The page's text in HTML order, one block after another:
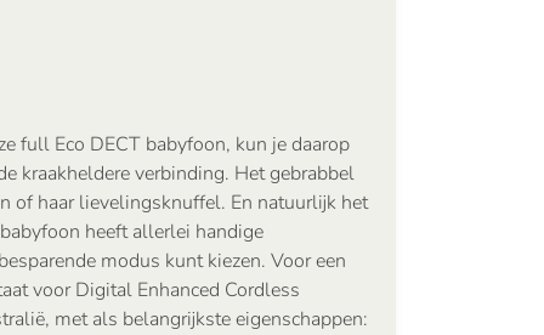
full Eco DECT babyfoon, kun je daarop
kraakheldere verbinding. Het gebrabbel
of haar lievelingsknuffel. En natuurlijk het
heeft allerlei handige
modus kunt kiezen. Voor een
voor Digital Enhanced Cordless
met als belangrijkste eigenschappen: